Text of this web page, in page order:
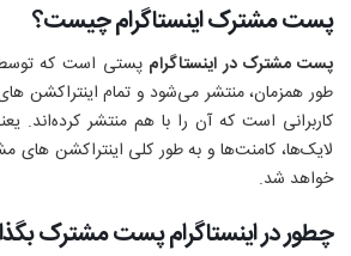
پست مشترک اینستاگرام چیست؟
پست مشترک در اینستاگرام پستی است که توسط
طور همزمان، منتشر می‌شود و تمام اینتراکشن
کاربرانی است که آن را با هم منتشر کرده‌اند.
لایک‌ها، کامنت‌ها و به طور کلی اینتراکشن های
خواهد شد.
چطور در اینستاگرام پست مشترک